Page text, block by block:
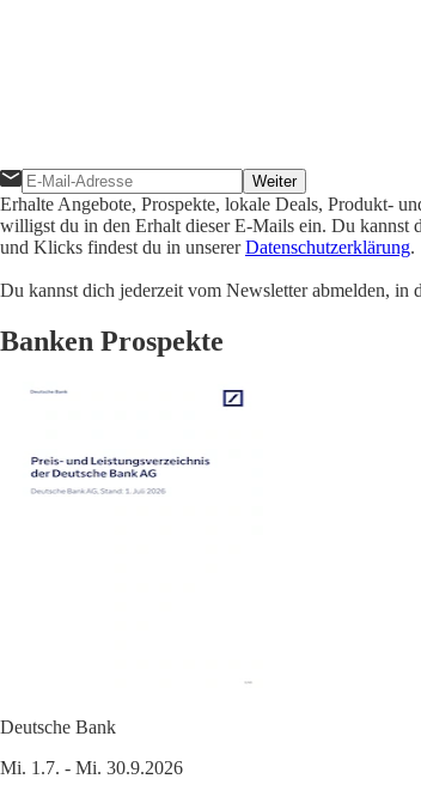
Weiter
Erhalte Angebote, Prospekte, lokale Deals, Produkt-
willigst du in den Erhalt dieser E-Mails ein. Du
und Klicks findest du in unsererDatenschutzerklärung.
Du kannst dich jederzeit vom Newsletter abmelden,
Banken Prospekte
Deutsche Bank
Mi. 1.7. - Mi. 30.9.2026